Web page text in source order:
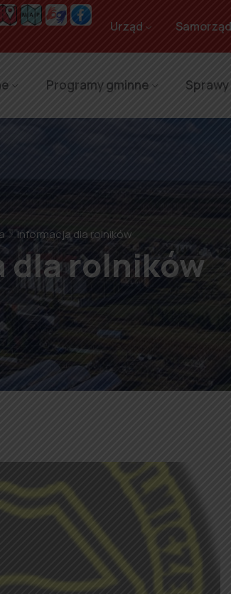
Urząd Samorząd
Programy gminne
Informacja dla rolników
dla rolników